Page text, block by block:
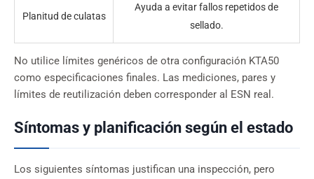
Planitud de culatas
Ayuda a evitar fallos repetidos de
sellado.
No utilice límites genéricos de otra configuración KTA50
como especificaciones finales. Las mediciones, pares y
límites de reutilización deben corresponder al ESN real.
Síntomas y planificación según el estado
Los siguientes síntomas justifican una inspección, pero